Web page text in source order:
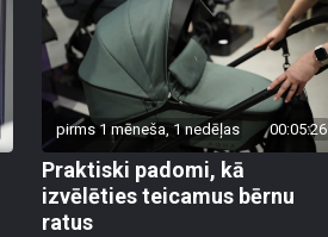
pirms 1 mēneša, 1 nedēļas 00:05:26
Praktiski padomi, kā
izvēlēties teicamus bērnu
ratus